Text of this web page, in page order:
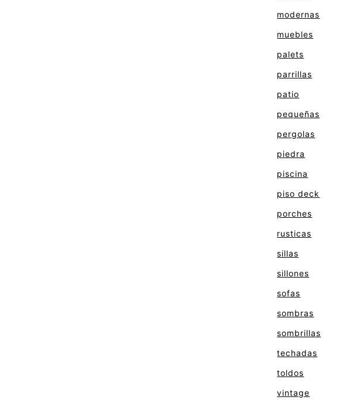
modernas
muebles
palets
parrillas
patio
pequeñas
pergolas
piedra
piscina
piso deck
porches
rusticas
sillas
sillones
sofas
sombras
sombrillas
techadas
toldos
vintage